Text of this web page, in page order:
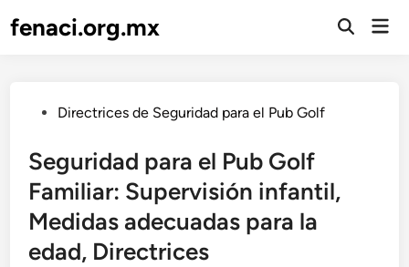
tofenaci.org.mx
Open
PostedDirectrices de Seguridad para el Pub Golf
Seguridad para el Pub Golf
Familiar: Supervisión infantil,
Medidas adecuadas para la
edad, Directrices